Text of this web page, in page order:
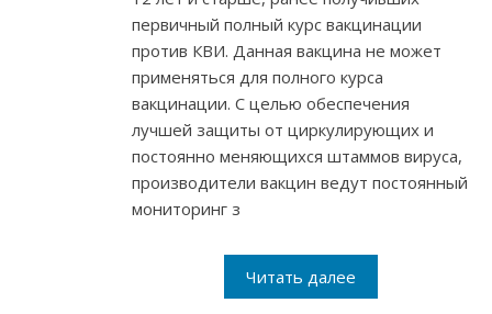
первичный полный курс вакцинации
против КВИ. Данная вакцина не может
применяться для полного курса
вакцинации. С целью обеспечения
лучшей защиты от циркулирующих и
постоянно меняющихся штаммов вируса,
производители вакцин ведут постоянный
мониторинг з
Читать далее